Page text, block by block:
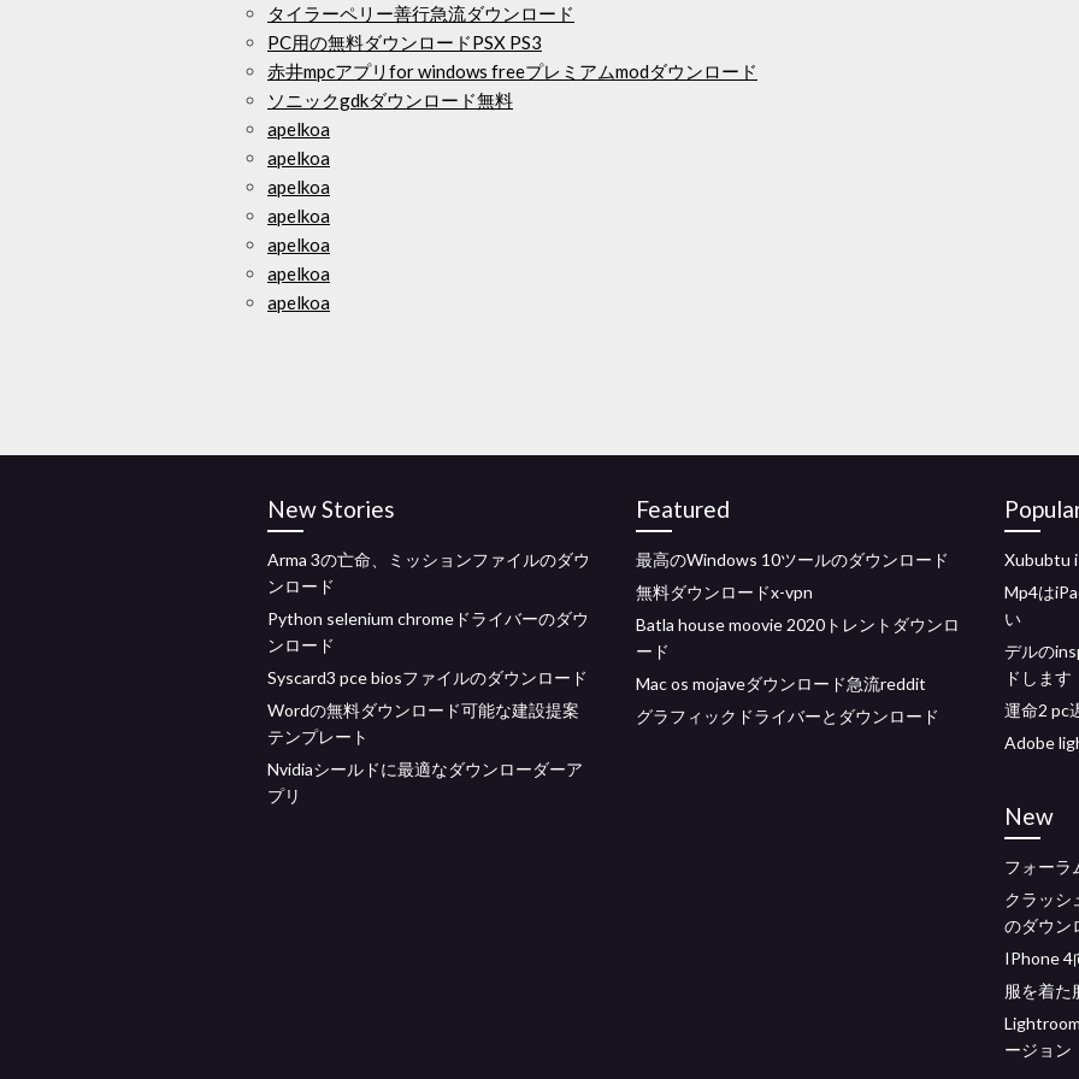
タイラーペリー善行急流ダウンロード
PC用の無料ダウンロードPSX PS3
赤井mpcアプリfor windows freeプレミアムmodダウンロード
ソニックgdkダウンロード無料
apelkoa
apelkoa
apelkoa
apelkoa
apelkoa
apelkoa
apelkoa
New Stories
Arma 3の亡命、ミッションファイルのダウ
ンロード
Python selenium chromeドライバーのダウ
ンロード
Syscard3 pce biosファイルのダウンロード
Wordの無料ダウンロード可能な建設提案
テンプレート
Nvidiaシールドに最適なダウンローダーア
プリ
Featured
最高のWindows 10ツールのダウンロード
無料ダウンロードx-vpn
Batla house moovie 2020トレントダウンロ
ード
Mac os mojaveダウンロード急流reddit
グラフィックドライバーとダウンロード
Xububtu
Mp4は
い
デルの
ドします
運命2 pc
Adobe
New
フォーラ
クラッシ
のダウン
IPhone 4
服を着た
ージョン